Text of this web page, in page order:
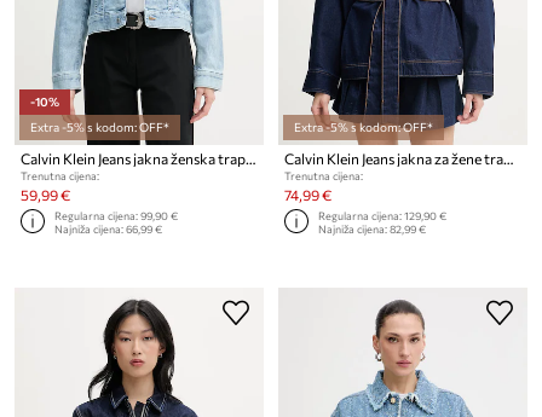
-10%
Extra -5% s kodom: OFF*
Calvin Klein Jeans jakna ženska traper
Trenutna cijena:
59,99 €
Regularna cijena:99,90 €
Najniža cijena:66,99 €
Extra -5% s kodom: OFF*
Calvin Klein Jeans jakna za žene traperna
Trenutna cijena:
74,99 €
Regularna cijena:129,90 €
Najniža cijena:82,99 €